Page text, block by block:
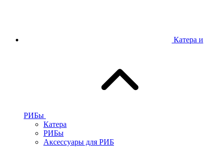
Катера и
РИБы
Катера
РИБы
Аксессуары для РИБ